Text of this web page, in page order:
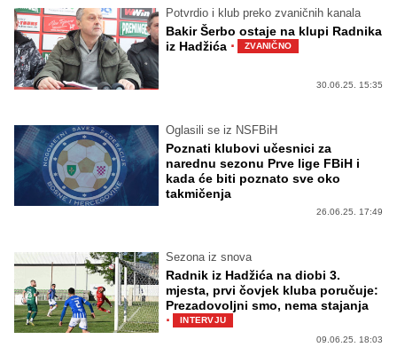
Potvrdio i klub preko zvaničnih kanala
Bakir Šerbo ostaje na klupi Radnika
iz Hadžića · ZVANIČNO
30.06.25. 15:35
Oglasili se iz NSFBiH
Poznati klubovi učesnici za
narednu sezonu Prve lige FBiH i
kada će biti poznato sve oko
takmičenja
26.06.25. 17:49
Sezona iz snova
Radnik iz Hadžića na diobi 3.
mjesta, prvi čovjek kluba poručuje:
Prezadovoljni smo, nema stajanja
·
INTERVJU
09.06.25. 18:03